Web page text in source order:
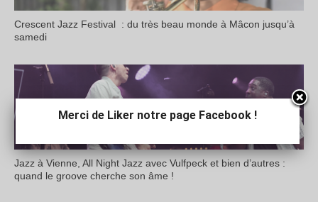
Crescent Jazz Festival : du très beau monde à Mâcon jusqu’à
samedi
Jazz à Vienne, All Night Jazz avec Vulfpeck et bien d’autres :
quand le groove cherche son âme !
Merci de Liker notre page Facebook !